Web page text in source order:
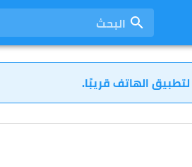
البحث
الهاتف قريبًا.